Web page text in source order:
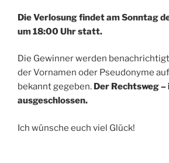
Die Verlosung findet am Sonntag
um 18:00 Uhr statt.
Die Gewinner werden
der Vornamen oder Pseudonyme
bekannt gegeben. Der Rechtsweg
ausgeschlossen.
Ich wünsche euch viel Glück!